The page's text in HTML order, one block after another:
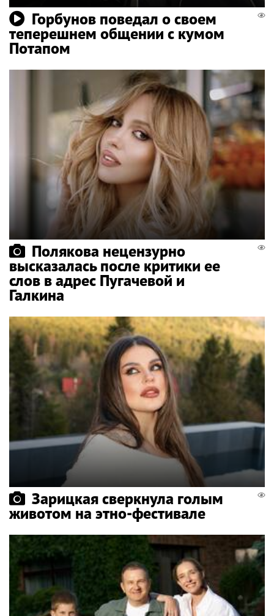
Горбунов поведал о своем
теперешнем общении с кумом
Потапом
Полякова нецензурно
высказалась после критики ее
слов в адрес Пугачевой и
Галкина
Зарицкая сверкнула голым
животом на этно-фестивале